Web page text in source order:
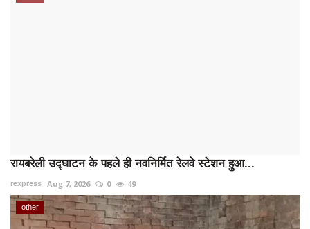
रायबरेली उद्घाटन के पहले ही नवनिर्मित रेलवे स्टेशन हुआ...
rexpress Aug 7, 2026 0 49
other